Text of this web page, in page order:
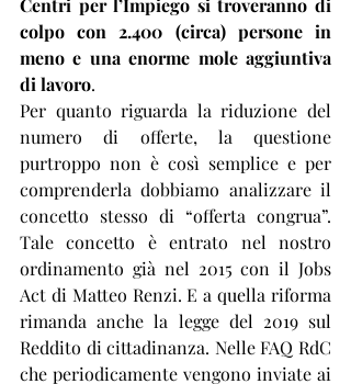
Centri per l’Impiego si troveranno di
colpo con 2.400 (circa) persone in
meno e una enorme mole aggiuntiva
di lavoro.
Per quanto riguarda la riduzione del
numero di offerte, la questione
purtroppo non è così semplice e per
comprenderla dobbiamo analizzare il
concetto stesso di “offerta congrua”.
Tale concetto è entrato nel nostro
ordinamento già nel 2015 con il Jobs
Act di Matteo Renzi. E a quella riforma
rimanda anche la legge del 2019 sul
Reddito di cittadinanza. Nelle FAQ RdC
che periodicamente vengono inviate ai